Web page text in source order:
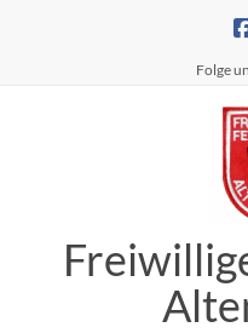
Folge